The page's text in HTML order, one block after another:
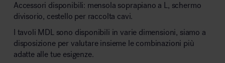
Accessori disponibili: mensola soprapiano a L, schermo
divisorio, cestello per raccolta cavi.
I tavoli MDL sono disponibili in varie dimensioni, siamo a
disposizione per valutare insieme le combinazioni più
adatte alle tue esigenze.